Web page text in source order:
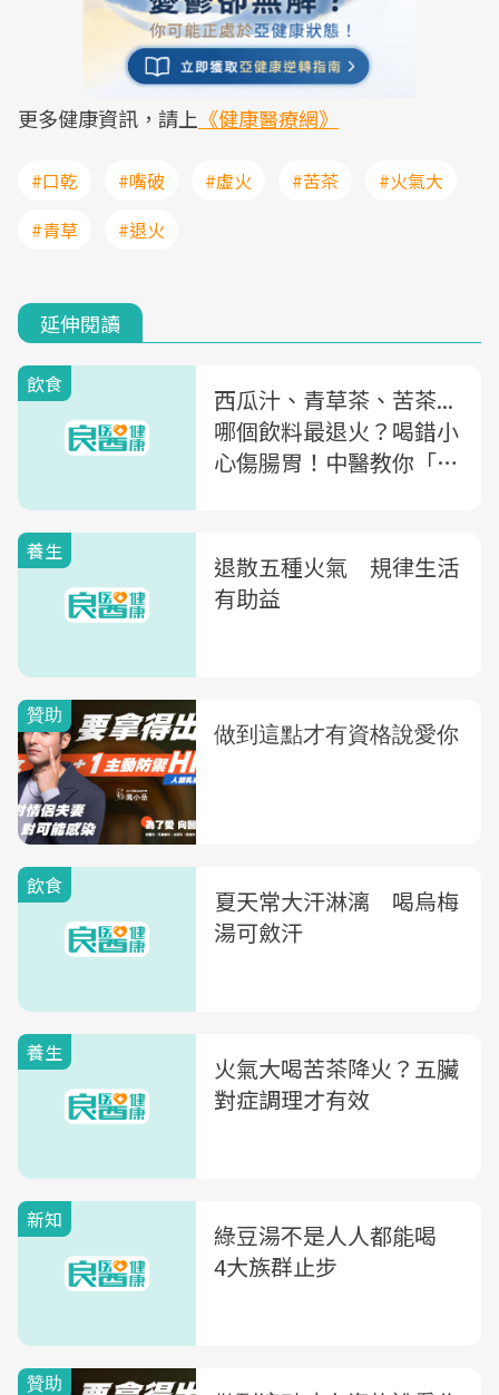
更多健康資訊，請上 《健康醫療網》
#口乾 #嘴破 #虛火 #苦茶
#火氣大
#青草
#退火
延伸閱讀
飲食
西瓜汁、青草茶、苦茶...
哪個飲料最退火？喝錯小
心傷腸胃！中醫教你「吃
養生
退散五種火氣 規律生活
有助益
飲食
夏天常大汗淋漓 喝烏梅
湯可斂汗
養生
火氣大喝苦茶降火？五臟
對症調理才有效
新知
綠豆湯不是人人都能喝
4大族群止步